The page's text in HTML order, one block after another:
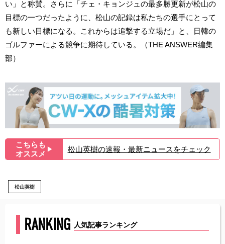
い」と称賛。さらに「チェ・キョンジュの最多勝更新が松山の
目標の一つだったように、松山の記録は私たちの選手にとって
も新しい目標になる。これからは追撃する立場だ」と、日韓の
ゴルファーによる競争に期待している。（THE ANSWER編集
部）
こちらも
オススメ ▶︎ 松山英樹の速報・最新ニュースをチェック
松山英樹
RANKING 人気記事ランキング